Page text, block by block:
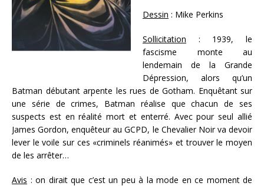
Dessin : Mike Perkins
Sollicitation : 1939, le
fascisme monte au
lendemain de la Grande
Dépression, alors qu’un
Batman débutant arpente les rues de Gotham. Enquêtant sur
une série de crimes, Batman réalise que chacun de ses
suspects est en réalité mort et enterré. Avec pour seul allié
James Gordon, enquêteur au GCPD, le Chevalier Noir va devoir
lever le voile sur ces «criminels réanimés» et trouver le moyen
de les arrêter…
Avis : on dirait que c’est un peu à la mode en ce moment de